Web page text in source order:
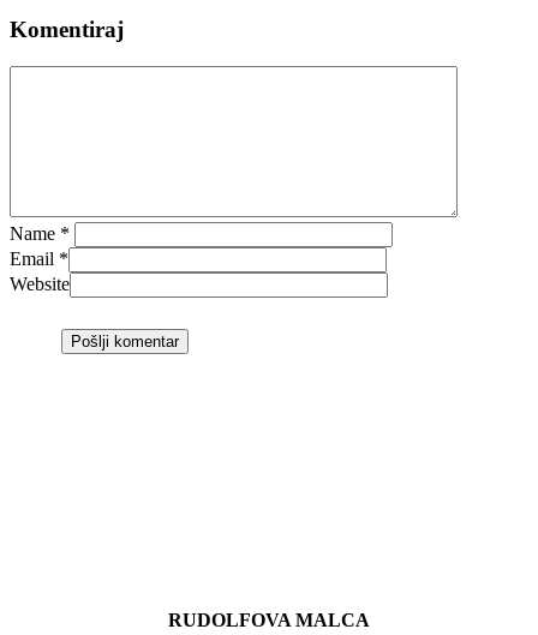
Komentiraj
Name *
Email *
Website
RUDOLFOVA MALCA